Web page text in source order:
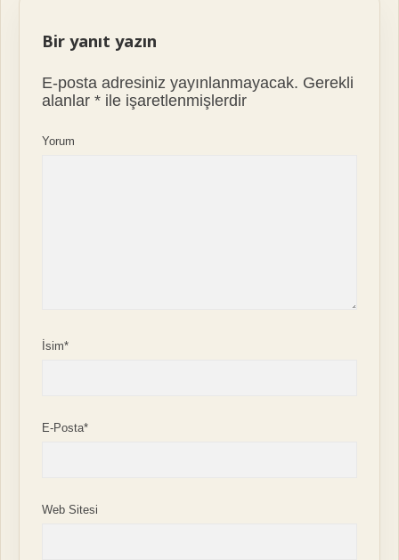
Bir yanıt yazın
E-posta adresiniz yayınlanmayacak. Gerekli
alanlar* ile işaretlenmişlerdir
Yorum
İsim*
E-Posta*
Web Sitesi